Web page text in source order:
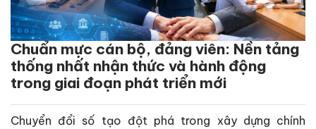
Chuẩn mực cán bộ, đảng viên: Nền tảng
thống nhất nhận thức và hành động
trong giai đoạn phát triển mới
Chuyển đổi số tạo đột phá trong xây dựng chính